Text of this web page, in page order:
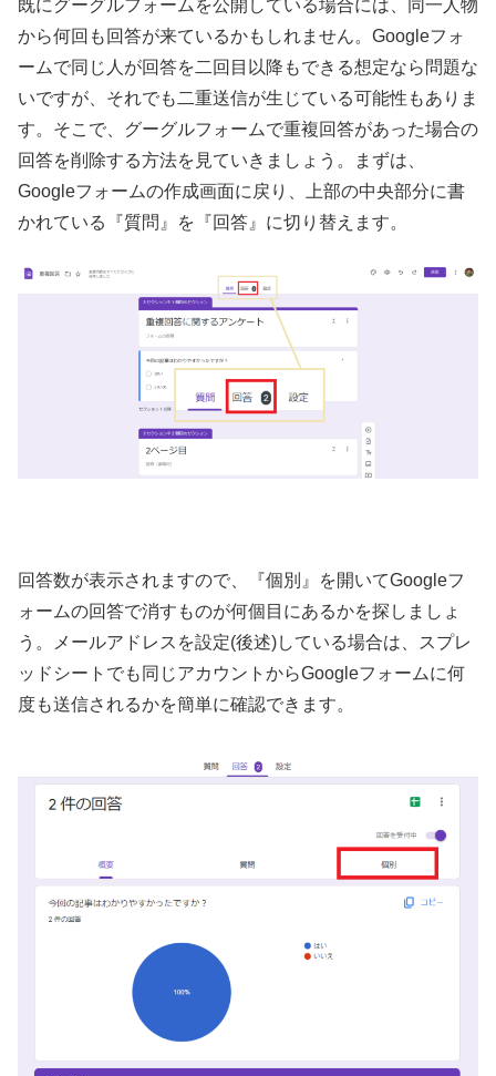
既にグーグルフォームを公開している場合には、同一人物
から何回も回答が来ているかもしれません。Googleフォ
ームで同じ人が回答を二回目以降もできる想定なら問題な
いですが、それでも二重送信が生じている可能性もありま
す。そこで、グーグルフォームで重複回答があった場合の
回答を削除する方法を見ていきましょう。まずは、
Googleフォームの作成画面に戻り、上部の中央部分に書
かれている『質問』を『回答』に切り替えます。
回答数が表示されますので、『個別』を開いてGoogleフ
ォームの回答で消すものが何個目にあるかを探しましょ
う。メールアドレスを設定(後述)している場合は、スプレ
ッドシートでも同じアカウントからGoogleフォームに何
度も送信されるかを簡単に確認できます。